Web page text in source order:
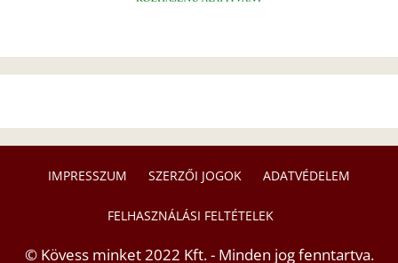
IMPRESSZUM SZERZŐI JOGOK ADATVÉDELEM
FELHASZNÁLÁSI FELTÉTELEK
© Kövess minket 2022 Kft. - Minden jog fenntartva.